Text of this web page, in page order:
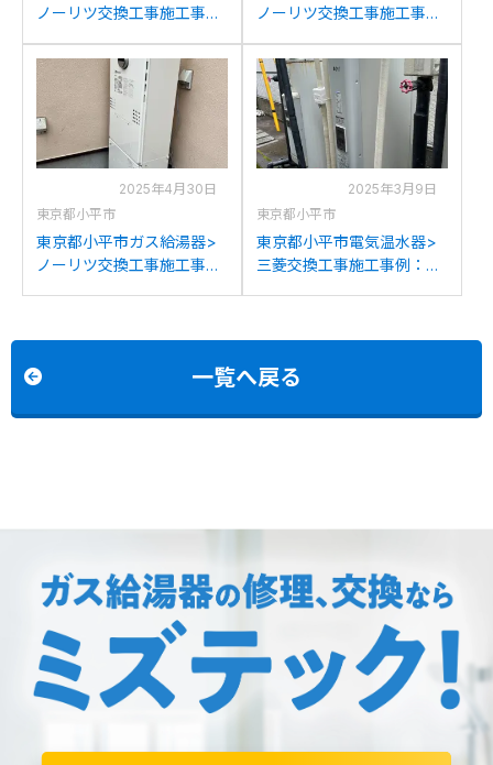
ノーリツ交換工事施工事
らノーリツGT-2070SAW
BLへの交換
ノーリツ交換工事施工事
2428SAWXからノーリツ
GT-2470SAW BLへの交換
2025年4月30日
東京都小平市
東京都小平市ガス給湯器>
ノーリツ交換工事施工事
2025年3月9日
東京都小平市
東京都小平市電気温水器>
三菱交換工事施工事例：三
一覧へ戻る